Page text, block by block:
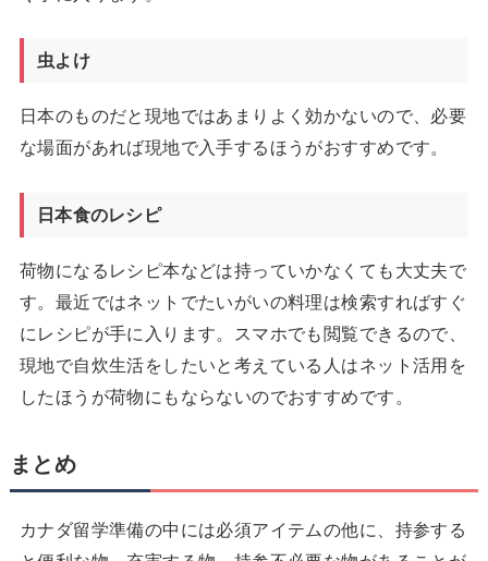
虫よけ
日本のものだと現地ではあまりよく効かないので、必要
な場面があれば現地で入手するほうがおすすめです。
日本食のレシピ
荷物になるレシピ本などは持っていかなくても大丈夫で
す。最近ではネットでたいがいの料理は検索すればすぐ
にレシピが手に入ります。スマホでも閲覧できるので、
現地で自炊生活をしたいと考えている人はネット活用を
したほうが荷物にもならないのでおすすめです。
まとめ
カナダ留学準備の中には必須アイテムの他に、持参する